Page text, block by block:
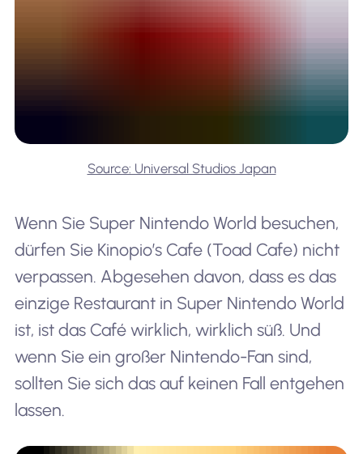
Source: Universal Studios Japan
Wenn Sie Super Nintendo World besuchen,
dürfen Sie Kinopio’s Cafe (Toad Cafe) nicht
verpassen. Abgesehen davon, dass es das
einzige Restaurant in Super Nintendo World
ist, ist das Café wirklich, wirklich süß. Und
wenn Sie ein großer Nintendo-Fan sind,
sollten Sie sich das auf keinen Fall entgehen
lassen.